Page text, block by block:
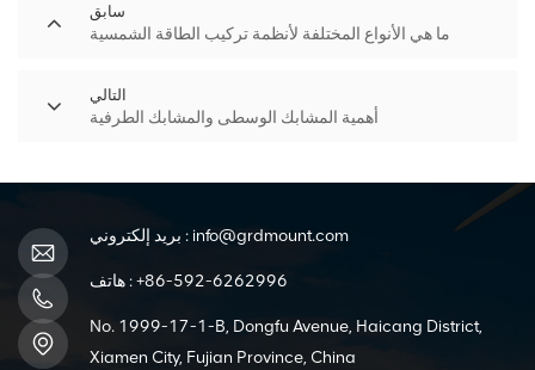
سابق
ما هي الأنواع المختلفة لأنظمة تركيب الطاقة الشمسية
التالي
أهمية المشابك الوسطى والمشابك الطرفية
بريد إلكتروني : info@grdmount.com
هاتف :+86-592-6262996
No. 1999-17-1-B, Dongfu Avenue, Haicang District,
Xiamen City, Fujian Province, China